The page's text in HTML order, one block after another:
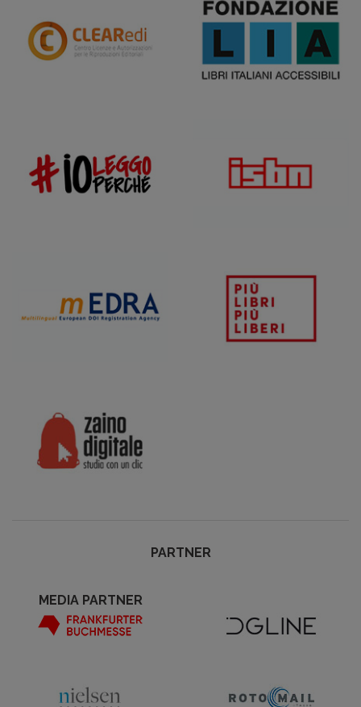
PARTNER
MEDIA PARTNER